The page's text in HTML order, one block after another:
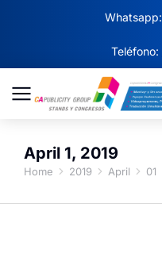
Teléfono:
Whatsapp:
April 1, 2019
You are here:
Home 2019 April 01